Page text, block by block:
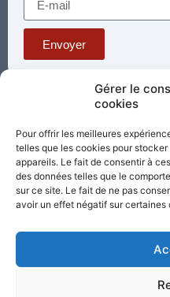
Gérer le
cookies
Pour offrir les meilleures
telles que les cookies pour
appareils. Le fait de consentir à
des données telles que le
sur ce site. Le fait de ne pas
avoir un effet négatif sur
Envoyer
Téléphone : 03 85 81
standard@sacrecoeur-
Paray TV
Agenda